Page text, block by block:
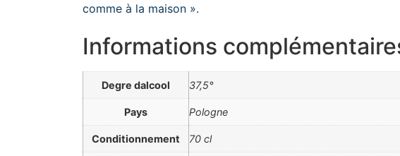
comme à la maison ».
Informations
Degre dalcool 37,5°
Pays Pologne
Conditionnement 70 cl